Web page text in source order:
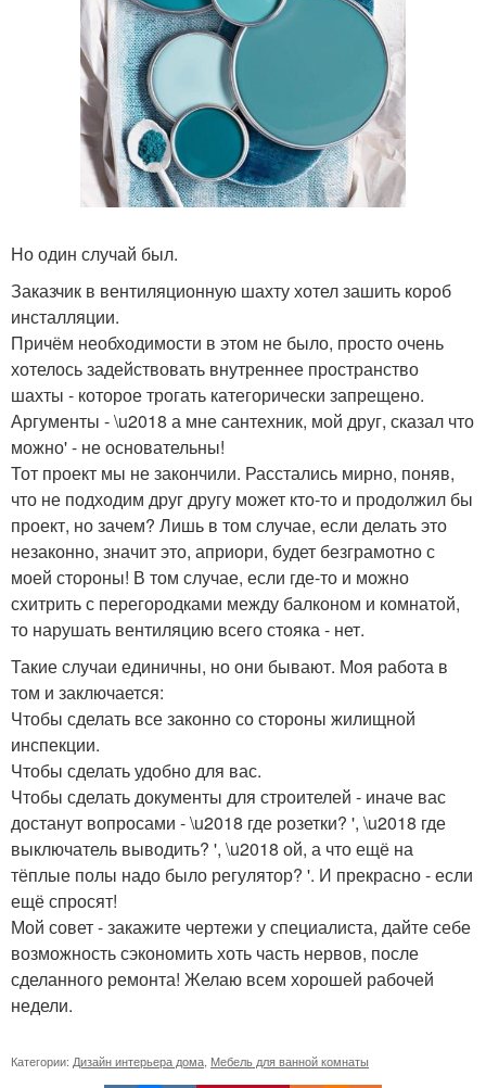
Но один случай был.
Заказчик в вентиляционную шахту хотел зашить короб
инсталляции.
Причём необходимости в этом не было, просто очень
хотелось задействовать внутреннее пространство
шахты - которое трогать категорически запрещено.
Аргументы - \u2018 а мне сантехник, мой друг, сказал что
можно' - не основательны!
Тот проект мы не закончили. Расстались мирно, поняв,
что не подходим друг другу может кто-то и продолжил бы
проект, но зачем? Лишь в том случае, если делать это
незаконно, значит это, априори, будет безграмотно с
моей стороны! В том случае, если где-то и можно
схитрить с перегородками между балконом и комнатой,
то нарушать вентиляцию всего стояка - нет.
Такие случаи единичны, но они бывают. Моя работа в
том и заключается:
Чтобы сделать все законно со стороны жилищной
инспекции.
Чтобы сделать удобно для вас.
Чтобы сделать документы для строителей - иначе вас
достанут вопросами - \u2018 где розетки? ', \u2018 где
выключатель выводить? ', \u2018 ой, а что ещё на
тёплые полы надо было регулятор? '. И прекрасно - если
ещё спросят!
Мой совет - закажите чертежи у специалиста, дайте себе
возможность сэкономить хоть часть нервов, после
сделанного ремонта! Желаю всем хорошей рабочей
недели.
Категории: Дизайн интерьера дома Мебель для ванной комнаты